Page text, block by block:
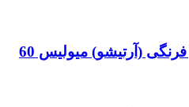
کپسول پاکسازی کبد کنگر فرنگی (آرتیشو) میولیس 60